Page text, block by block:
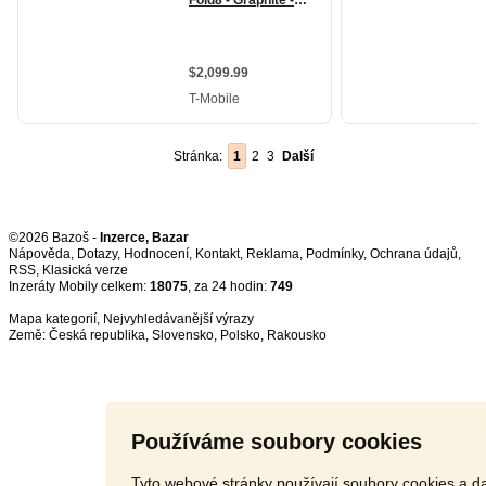
Používáme soubory cookies
Tyto webové stránky používají soubory cookies a
Stránka: 1 2 3 Další
©2026 Bazoš - Inzerce, Bazar
Nápověda, Dotazy, Hodnocení, Kontakt, Reklama, Podmínky, Ochrana údajů,
RSS,
Inzeráty Mobily celkem: 18075, za 24 hodin: 749
Mapa kategorií, Nejvyhledávanější výrazy
Země: Česká republika, Slovensko, Polsko, Rakousko